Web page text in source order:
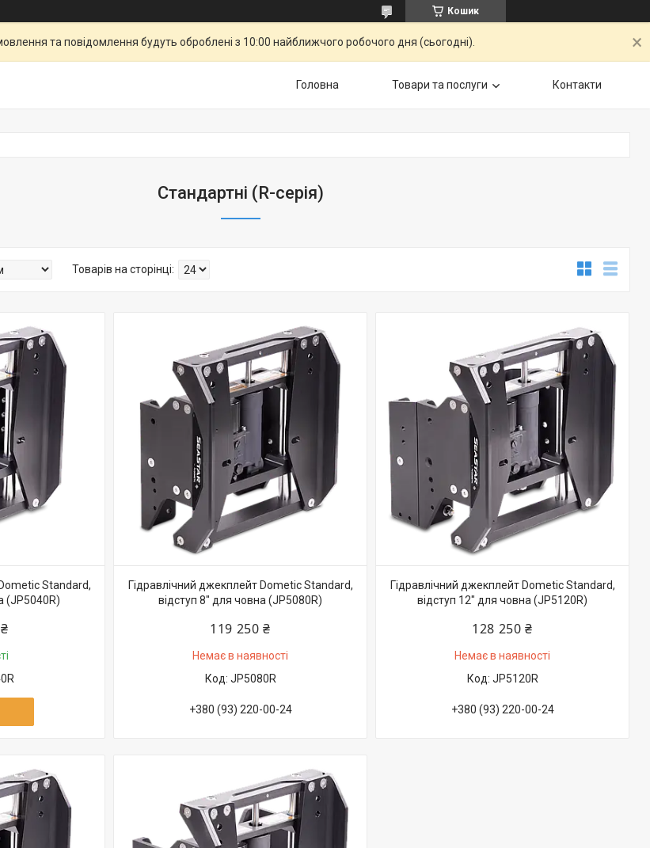
Кошик
та повідомлення будуть оброблені з 10:00 найближчого робочого дня (сьогодні).
Головна Товари та послуги Контакти
Стандартні (R-серія)
Standard,
(JP5040R)
Гідравлічний джекплейт Dometic Standard,
відступ 8″ для човна (JP5080R)
119 250 ₴
Немає в наявності
JP5080R
+380 (93) 220-00-24
Гідравлічний джекплейт Dometic Standard,
відступ 12″ для човна (JP5120R)
128 250 ₴
Немає в наявності
JP5120R
+380 (93) 220-00-24